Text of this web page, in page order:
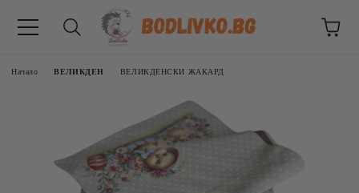
Начало ВЕЛИКДЕН ВЕЛИКДЕНСКИ ЖАКАРД